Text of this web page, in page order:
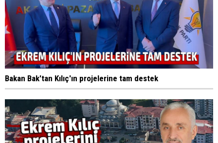
Bakan Bak'tan Kılıç'ın projelerine tam destek